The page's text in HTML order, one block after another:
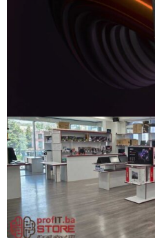
Snaga radnih stanica
Nova Ryzen
Naruči